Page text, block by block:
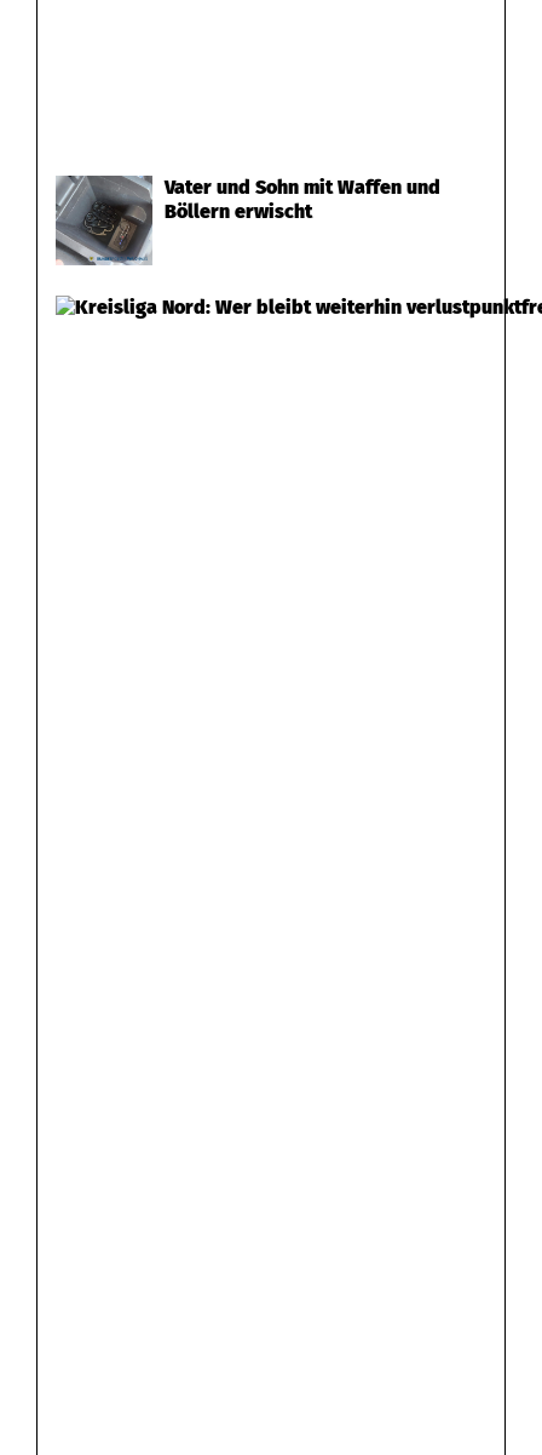
Vater und Sohn mit Waffen und
Böllern erwischt